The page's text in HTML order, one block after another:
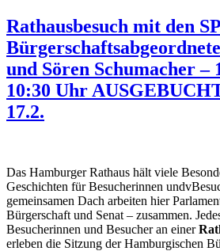
Rathausbesuch mit den
und Sören Schumacher –
10:30 Uhr
17.2.
Das Hamburger Rathaus hält viele
Geschichten für Besucherinnen
gemeinsamen Dach arbeiten hier
Bürgerschaft und Senat – zusammen.
Besucherinnen und Besucher an einer
erleben die Sitzung der Hamburgischen